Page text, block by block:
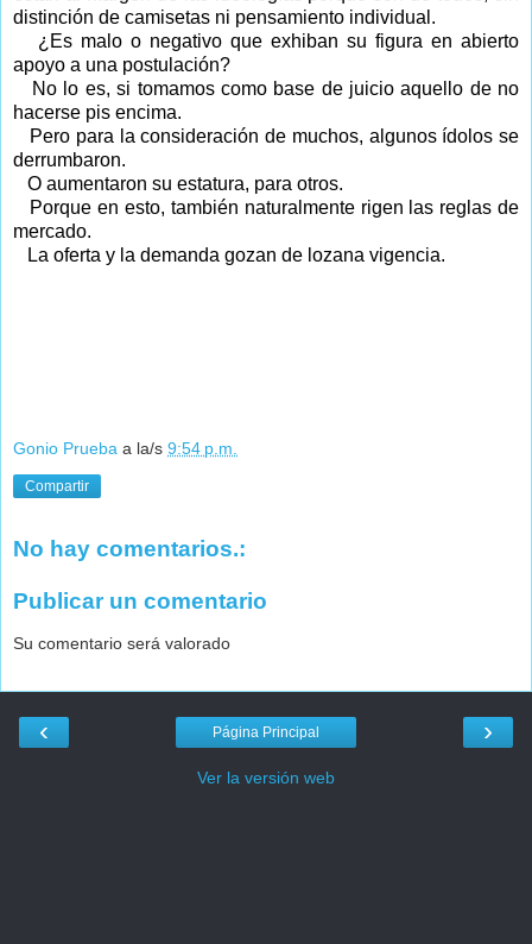
distinción de camisetas ni pensamiento individual.
¿Es malo o negativo que exhiban su figura en abierto
apoyo a una postulación?
No lo es, si tomamos como base de juicio aquello de no
hacerse pis encima.
Pero para la consideración de muchos, algunos ídolos se
derrumbaron.
O aumentaron su estatura, para otros.
Porque en esto, también naturalmente rigen las reglas de
mercado.
La oferta y la demanda gozan de lozana vigencia.
Gonio Prueba a la/s 9:54 p.m.
Compartir
No hay comentarios.:
Publicar un comentario
Su comentario será valorado
‹ ›
Página Principal
Ver la versión web